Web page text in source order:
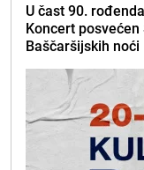
U čast 90.
Koncert
Baščaršijskih noći